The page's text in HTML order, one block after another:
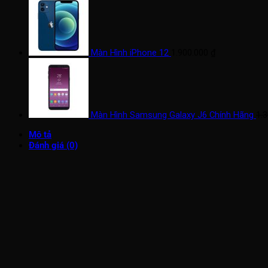
Màn Hình iPhone 12
Màn Hình Samsung Galaxy J6 Chính Hãng
Mô tả
Đánh giá (0)